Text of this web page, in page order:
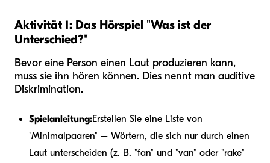
Aktivität 1: Das Hörspiel "Was ist der
Unterschied?"
Bevor eine Person einen Laut produzieren kann,
muss sie ihn hören können. Dies nennt man auditive
Diskrimination.
Spielanleitung:Erstellen Sie eine Liste von
"Minimalpaaren" – Wörtern, die sich nur durch einen
Laut unterscheiden (z. B. "fan" und "van" oder "rake"